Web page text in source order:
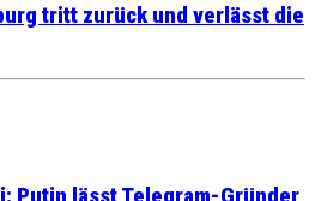
tritt zurück und verlässt die